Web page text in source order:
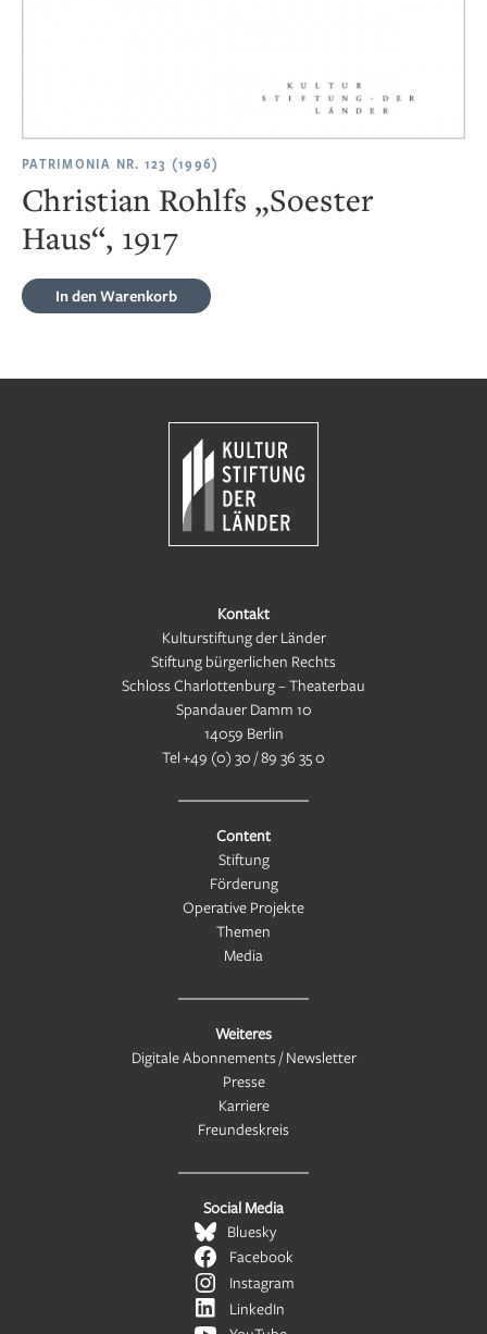
PATRIMONIA NR. 123 (1996)
Christian Rohlfs „Soester
Haus“, 1917
In den Warenkorb
Kontakt
Kulturstiftung der Länder
Stiftung bürgerlichen Rechts
Schloss Charlottenburg – Theaterbau
Spandauer Damm 10
14059 Berlin
Tel+49 (0) 30 / 89 36 35 0
Content
Stiftung
Förderung
Operative Projekte
Themen
Media
Weiteres
Digitale Abonnements / Newsletter
Presse
Karriere
Freundeskreis
Social Media
Bluesky
Facebook
Instagram
LinkedIn